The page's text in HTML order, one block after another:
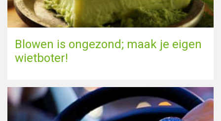
Blowen is ongezond; maak je eigen
wietboter!